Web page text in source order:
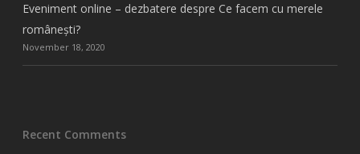
Eveniment online – dezbatere despre Ce facem cu merele
românești?
November 18, 2020
Recent Comments